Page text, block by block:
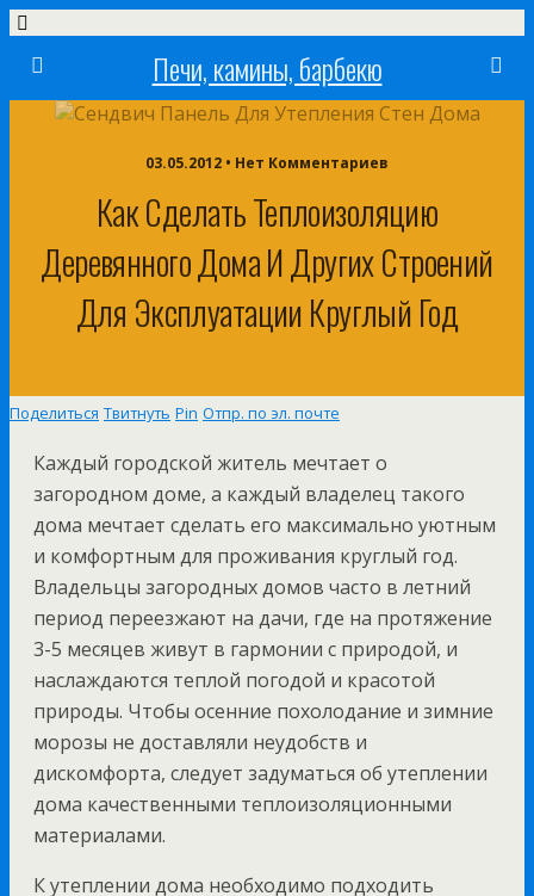
Печи, камины, барбекю
03.05.2012 • Нет Комментариев
Как Сделать Теплоизоляцию
Деревянного Дома И Других Строений
Для Эксплуатации Круглый Год
Поделиться Твитнуть Pin Отпр. по эл. почте
Каждый городской житель мечтает о
загородном доме, а каждый владелец такого
дома мечтает сделать его максимально уютным
и комфортным для проживания круглый год.
Владельцы загородных домов часто в летний
период переезжают на дачи, где на протяжение
3-5 месяцев живут в гармонии с природой, и
наслаждаются теплой погодой и красотой
природы. Чтобы осенние похолодание и зимние
морозы не доставляли неудобств и
дискомфорта, следует задуматься об утеплении
дома качественными теплоизоляционными
материалами.
К утеплении дома необходимо подходить